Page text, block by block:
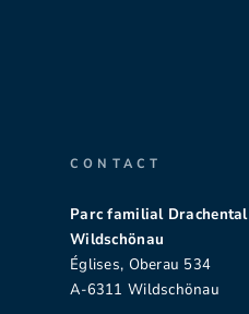
CONTACT
Parc familial Drachental
Wildschönau
Églises, Oberau 534
A-6311 Wildschönau